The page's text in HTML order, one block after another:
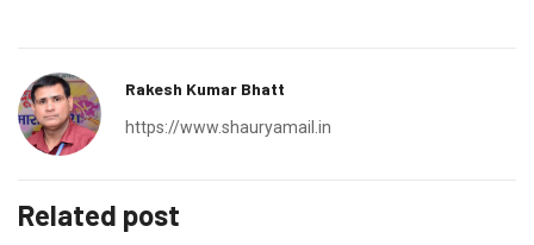
Rakesh Kumar Bhatt
https://www.shauryamail.in
Related post